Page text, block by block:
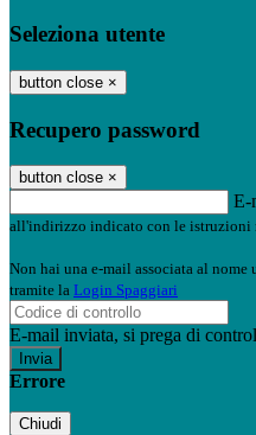
Seleziona utente
button close ×
Recupero password
button close ×
E-
all'indirizzo indicato con le istruzioni
Non hai una e-mail associata al nome
tramite la Login Spaggiari
E-mail inviata, si prega di
Errore
Chiudi